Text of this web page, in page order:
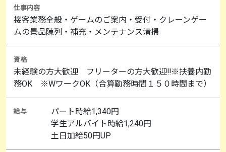
仕事内容
接客業務全般・ゲームのご案内・受付・クレーンゲー
ムの景品陳列・補充・メンテナンス清掃
資格
未経験の方大歓迎 フリーターの方大歓迎‼※扶養内勤
務OK ※WワークOK（合算勤務時間１５０時間まで）
給与
パート時給1,340円
学生アルバイト時給1,240円
土日加給50円UP